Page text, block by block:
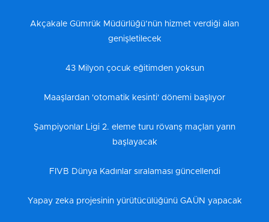
Akçakale Gümrük Müdürlüğü’nün hizmet verdiği alan
genişletilecek
43 Milyon çocuk eğitimden yoksun
Maaşlardan 'otomatik kesinti' dönemi başlıyor
Şampiyonlar Ligi 2. eleme turu rövanş maçları yarın
başlayacak
FIVB Dünya Kadınlar sıralaması güncellendi
Yapay zeka projesinin yürütücülüğünü GAÜN yapacak